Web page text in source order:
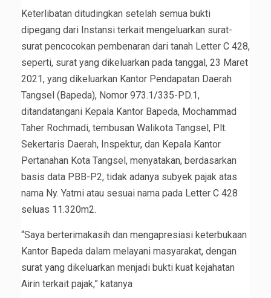
Keterlibatan ditudingkan setelah semua bukti
dipegang dari Instansi terkait mengeluarkan surat-
surat pencocokan pembenaran dari tanah Letter C 428,
seperti, surat yang dikeluarkan pada tanggal, 23 Maret
2021, yang dikeluarkan Kantor Pendapatan Daerah
Tangsel (Bapeda), Nomor 973.1/335-PD.1,
ditandatangani Kepala Kantor Bapeda, Mochammad
Taher Rochmadi, tembusan Walikota Tangsel, Plt.
Sekertaris Daerah, Inspektur, dan Kepala Kantor
Pertanahan Kota Tangsel, menyatakan, berdasarkan
basis data PBB-P2, tidak adanya subyek pajak atas
nama Ny. Yatmi atau sesuai nama pada Letter C 428
seluas 11.320m2.
“Saya berterimakasih dan mengapresiasi keterbukaan
Kantor Bapeda dalam melayani masyarakat, dengan
surat yang dikeluarkan menjadi bukti kuat kejahatan
Airin terkait pajak,” katanya